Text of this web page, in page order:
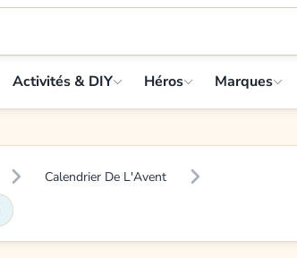
Activités & DIY Héros Marques
Calendrier De L'Avent